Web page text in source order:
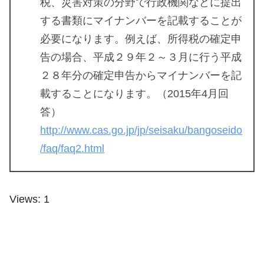
する書類にマイナンバーを記載することが
必要になります。例えば、所得税の確定申
告の場合、平成２９年２～３月に行う平成
２８年分の確定申告からマイナンバーを記
載することになります。（2015年4月回
答）
http://www.cas.go.jp/jp/seisaku/bangoseido
/faq/faq2.html
Views: 1